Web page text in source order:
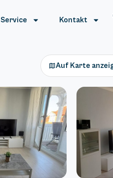
Service Kontakt
Auf Karte